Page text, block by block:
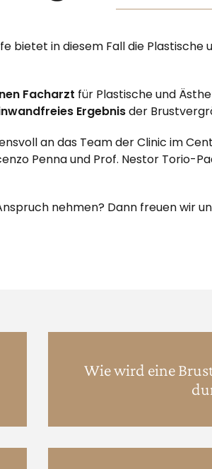
bietet in diesem Fall die
Facharzt für Plastische und
Ergebnisder
an das Team der Clinic im
Penna und Prof. Nestor Torio-
nehmen? Dann freuen wir
Wie wird eine